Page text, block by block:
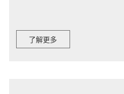
了解更多